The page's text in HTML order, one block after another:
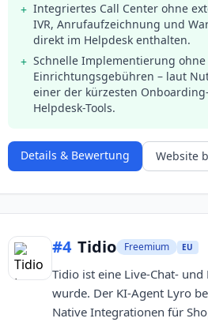
+ Integriertes Call Center ohne
IVR, Anrufaufzeichnung und
direkt im Helpdesk enthalten.
+ Schnelle Implementierung ohne
Einrichtungsgebühren – laut
einer der kürzesten
Helpdesk-Tools.
Details & Bewertung Website
#4 Tidio Freemium EU
Tidio ist eine Live-Chat-
wurde. Der KI-Agent Lyro
Native Integrationen für